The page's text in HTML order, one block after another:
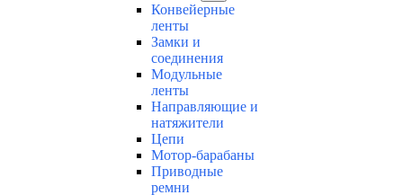
Конвейерные
ленты
Замки и
соединения
Модульные
ленты
Направляющие и
натяжители
Цепи
Мотор-барабаны
Приводные
ремни